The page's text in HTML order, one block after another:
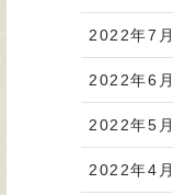
2022年7月
2022年6月
2022年5月
2022年4月